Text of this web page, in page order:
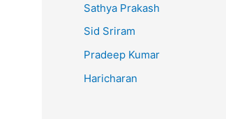
Sathya Prakash
Sid Sriram
Pradeep Kumar
Haricharan